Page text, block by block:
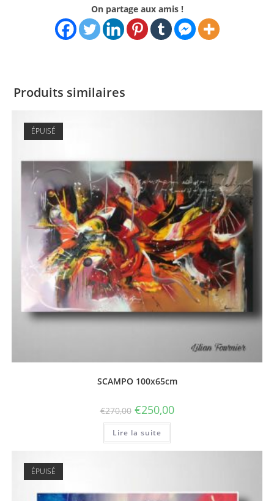
On partage aux amis !
Produits similaires
ÉPUISÉ
SCAMPO 100x65cm
€270,00 €250,00
Lire la suite
ÉPUISÉ